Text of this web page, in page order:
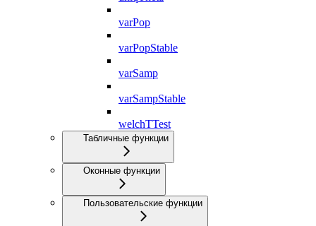
varPop
varPopStable
varSamp
varSampStable
welchTTest
Табличные функции
Оконные функции
Пользовательские функции